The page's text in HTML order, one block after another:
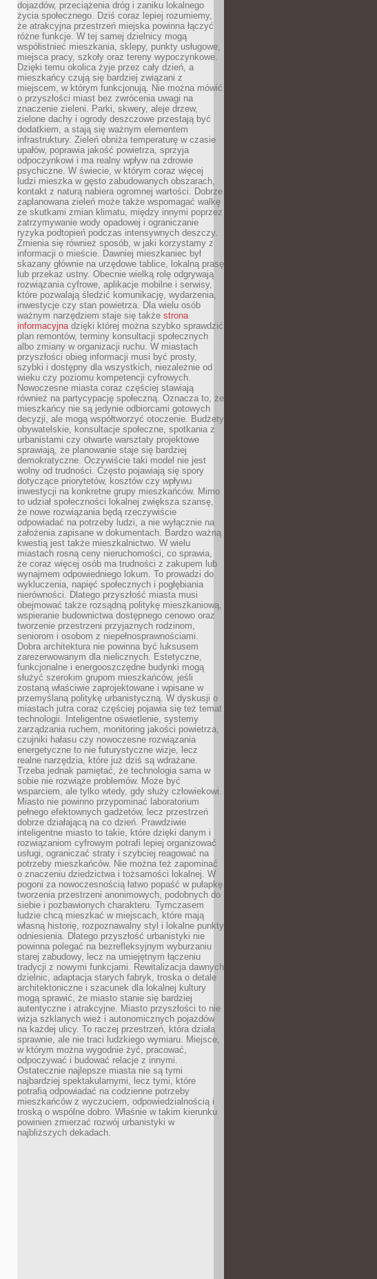
dojazdów, przeciążenia dróg i zaniku lokalnego
życia społecznego. Dziś coraz lepiej rozumiemy,
że atrakcyjna przestrzeń miejska powinna łączyć
różne funkcje. W tej samej dzielnicy mogą
współistnieć mieszkania, sklepy, punkty usługowe,
miejsca pracy, szkoły oraz tereny wypoczynkowe.
Dzięki temu okolica żyje przez cały dzień, a
mieszkańcy czują się bardziej związani z
miejscem, w którym funkcjonują. Nie można mówić
o przyszłości miast bez zwrócenia uwagi na
znaczenie zieleni. Parki, skwery, aleje drzew,
zielone dachy i ogrody deszczowe przestają być
dodatkiem, a stają się ważnym elementem
infrastruktury. Zieleń obniża temperaturę w czasie
upałów, poprawia jakość powietrza, sprzyja
odpoczynkowi i ma realny wpływ na zdrowie
psychiczne. W świecie, w którym coraz więcej
ludzi mieszka w gęsto zabudowanych obszarach,
kontakt z naturą nabiera ogromnej wartości. Dobrze
zaplanowana zieleń może także wspomagać walkę
ze skutkami zmian klimatu, między innymi poprzez
zatrzymywanie wody opadowej i ograniczanie
ryzyka podtopień podczas intensywnych deszczy.
Zmienia się również sposób, w jaki korzystamy z
informacji o mieście. Dawniej mieszkaniec był
skazany głównie na urzędowe tablice, lokalną prasę
lub przekaz ustny. Obecnie wielką rolę odgrywają
rozwiązania cyfrowe, aplikacje mobilne i serwisy,
które pozwalają śledzić komunikację, wydarzenia,
inwestycje czy stan powietrza. Dla wielu osób
ważnym narzędziem staje się także strona
informacyjnadzięki której można szybko sprawdzić
plan remontów, terminy konsultacji społecznych
albo zmiany w organizacji ruchu. W miastach
przyszłości obieg informacji musi być prosty,
szybki i dostępny dla wszystkich, niezależnie od
wieku czy poziomu kompetencji cyfrowych.
Nowoczesne miasta coraz częściej stawiają
również na partycypację społeczną. Oznacza to, że
mieszkańcy nie są jedynie odbiorcami gotowych
decyzji, ale mogą współtworzyć otoczenie. Budżety
obywatelskie, konsultacje społeczne, spotkania z
urbanistami czy otwarte warsztaty projektowe
sprawiają, że planowanie staje się bardziej
demokratyczne. Oczywiście taki model nie jest
wolny od trudności. Często pojawiają się spory
dotyczące priorytetów, kosztów czy wpływu
inwestycji na konkretne grupy mieszkańców. Mimo
to udział społeczności lokalnej zwiększa szansę,
że nowe rozwiązania będą rzeczywiście
odpowiadać na potrzeby ludzi, a nie wyłącznie na
założenia zapisane w dokumentach. Bardzo ważną
kwestią jest także mieszkalnictwo. W wielu
miastach rosną ceny nieruchomości, co sprawia,
że coraz więcej osób ma trudności z zakupem lub
wynajmem odpowiedniego lokum. To prowadzi do
wykluczenia, napięć społecznych i pogłębiania
nierówności. Dlatego przyszłość miasta musi
obejmować także rozsądną politykę mieszkaniową,
wspieranie budownictwa dostępnego cenowo oraz
tworzenie przestrzeni przyjaznych rodzinom,
seniorom i osobom z niepełnosprawnościami.
Dobra architektura nie powinna być luksusem
zarezerwowanym dla nielicznych. Estetyczne,
funkcjonalne i energooszczędne budynki mogą
służyć szerokim grupom mieszkańców, jeśli
zostaną właściwie zaprojektowane i wpisane w
przemyślaną politykę urbanistyczną. W dyskusji o
miastach jutra coraz częściej pojawia się też temat
technologii. Inteligentne oświetlenie, systemy
zarządzania ruchem, monitoring jakości powietrza,
czujniki hałasu czy nowoczesne rozwiązania
energetyczne to nie futurystyczne wizje, lecz
realne narzędzia, które już dziś są wdrażane.
Trzeba jednak pamiętać, że technologia sama w
sobie nie rozwiąże problemów. Może być
wsparciem, ale tylko wtedy, gdy służy człowiekowi.
Miasto nie powinno przypominać laboratorium
pełnego efektownych gadżetów, lecz przestrzeń
dobrze działającą na co dzień. Prawdziwie
inteligentne miasto to takie, które dzięki danym i
rozwiązaniom cyfrowym potrafi lepiej organizować
usługi, ograniczać straty i szybciej reagować na
potrzeby mieszkańców. Nie można też zapominać
o znaczeniu dziedzictwa i tożsamości lokalnej. W
pogoni za nowoczesnością łatwo popaść w pułapkę
tworzenia przestrzeni anonimowych, podobnych do
siebie i pozbawionych charakteru. Tymczasem
ludzie chcą mieszkać w miejscach, które mają
własną historię, rozpoznawalny styl i lokalne punkty
odniesienia. Dlatego przyszłość urbanistyki nie
powinna polegać na bezrefleksyjnym wyburzaniu
starej zabudowy, lecz na umiejętnym łączeniu
tradycji z nowymi funkcjami. Rewitalizacja dawnych
dzielnic, adaptacja starych fabryk, troska o detale
architektoniczne i szacunek dla lokalnej kultury
mogą sprawić, że miasto stanie się bardziej
autentyczne i atrakcyjne. Miasto przyszłości to nie
wizja szklanych wież i autonomicznych pojazdów
na każdej ulicy. To raczej przestrzeń, która działa
sprawnie, ale nie traci ludzkiego wymiaru. Miejsce,
w którym można wygodnie żyć, pracować,
odpoczywać i budować relacje z innymi.
Ostatecznie najlepsze miasta nie są tymi
najbardziej spektakularnymi, lecz tymi, które
potrafią odpowiadać na codzienne potrzeby
mieszkańców z wyczuciem, odpowiedzialnością i
troską o wspólne dobro. Właśnie w takim kierunku
powinien zmierzać rozwój urbanistyki w
najbliższych dekadach.